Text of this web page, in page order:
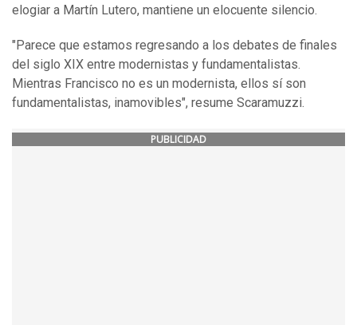
elogiar a Martín Lutero, mantiene un elocuente silencio.
"Parece que estamos regresando a los debates de finales
del siglo XIX entre modernistas y fundamentalistas.
Mientras Francisco no es un modernista, ellos sí son
fundamentalistas, inamovibles", resume Scaramuzzi.
PUBLICIDAD